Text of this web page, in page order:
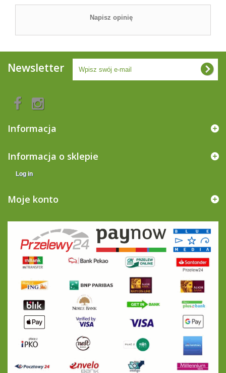
Napisz opinię
Newsletter
Informacja
Informacja o sklepie
Log in
Moje konto